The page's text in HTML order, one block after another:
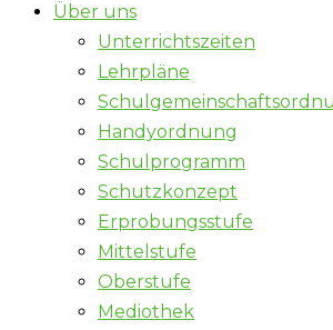
Über uns
Unterrichtszeiten
Lehrpläne
Handyordnung
Schulprogramm
Schutzkonzept
Erprobungsstufe
Mittelstufe
Oberstufe
Mediothek